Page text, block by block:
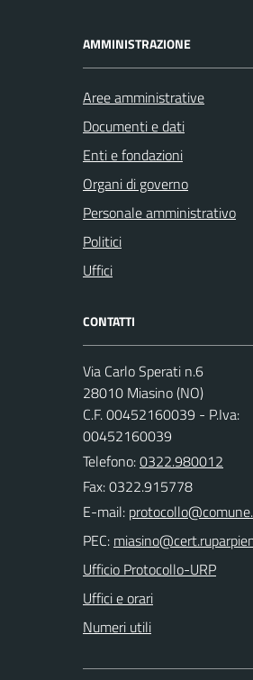
AMMINISTRAZIONE
Aree amministrative
Documenti e dati
Enti e fondazioni
Organi di governo
Personale amministrativo
Politici
Uffici
CONTATTI
Via Carlo Sperati n.6
28010 Miasino (NO)
C.F. 00452160039 - P.Iva:
00452160039
Telefono:0322.980012
Fax: 0322.915778
E-mail:
PEC:
Ufficio Protocollo-URP
Uffici e orari
Numeri utili